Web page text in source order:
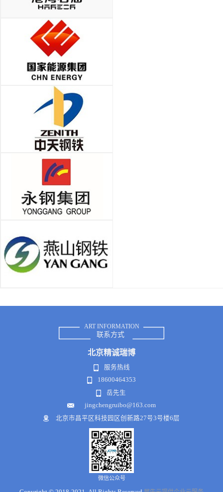
ART INFORMATION
联系方式
北京精诚瑞博
服务热线
18600464353
岳先生
jingchengruibo@163.com
北京市昌平区科技园区创新路27号3号楼6层
微信公众号